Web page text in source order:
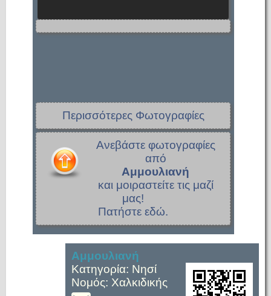
Περισσότερες Φωτογραφίες
Ανεβάστε φωτογραφίες
από
Αμμουλιανή
και μοιραστείτε τις μαζί
μας!
Πατήστε εδώ.
Αμμουλιανή
Κατηγορία: Νησί
Νομός: Χαλκιδικής